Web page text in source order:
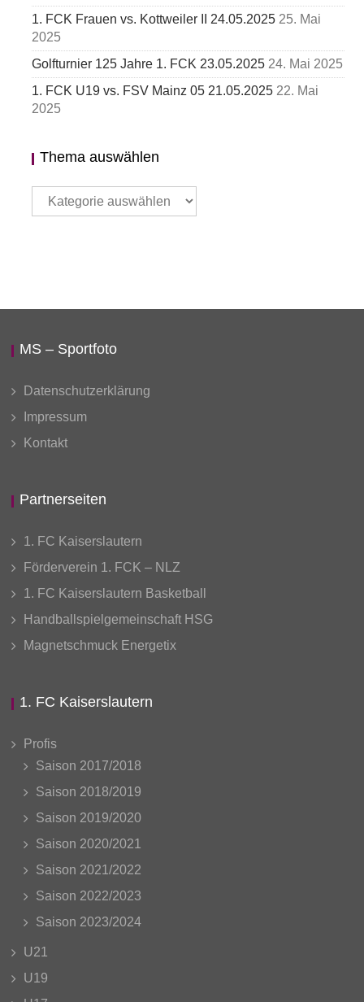
1. FCK Frauen vs. Kottweiler II 24.05.2025 25. Mai
2025
Golfturnier 125 Jahre 1. FCK 23.05.2025 24. Mai 2025
1. FCK U19 vs. FSV Mainz 05 21.05.2025 22. Mai
2025
Thema auswählen
Thema
auswählen
MS – Sportfoto
Datenschutzerklärung
Impressum
Kontakt
Partnerseiten
1. FC Kaiserslautern
Förderverein 1. FCK – NLZ
1. FC Kaiserslautern Basketball
Handballspielgemeinschaft HSG
Magnetschmuck Energetix
1. FC Kaiserslautern
Profis
Saison 2017/2018
Saison 2018/2019
Saison 2019/2020
Saison 2020/2021
Saison 2021/2022
Saison 2022/2023
Saison 2023/2024
U21
U19